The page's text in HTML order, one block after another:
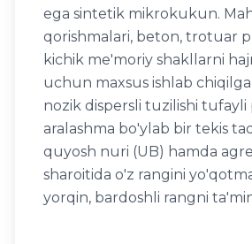
ega sintetik mikrokukun.
qorishmalari, beton, trotuar
kichik me'moriy shakllarni
uchun maxsus ishlab
nozik dispersli tuzilishi
aralashma bo'ylab bir tekis
quyosh nuri (UB) hamda
sharoitida o'z rangini
yorqin, bardoshli rangni